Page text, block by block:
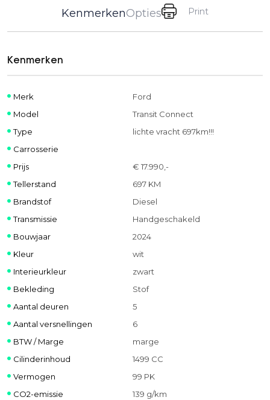
KenmerkenOpties Print
Kenmerken
Merk
Ford
Model
Transit Connect
Type
lichte vracht 697km!!!
Carrosserie
Prijs
€ 17.990,-
Tellerstand
697 KM
Brandstof
Diesel
Transmissie
Handgeschakeld
Bouwjaar
2024
Kleur
wit
Interieurkleur
zwart
Bekleding
Stof
Aantal deuren
5
Aantal versnellingen
6
BTW / Marge
marge
Cilinderinhoud
1499 CC
Vermogen
99 PK
CO2-emissie
139 g/km